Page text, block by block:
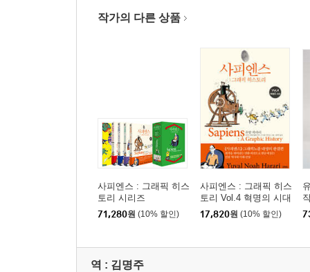
에필로그
작가의 다른 상품
사피엔스 : 그래픽 히스
토리 시리즈
71,280원 (10% 할인)
사피엔스 : 그래픽 히스
토리 Vol.4 혁명의 시대
17,820원 (10% 할인)
역 : 김명주